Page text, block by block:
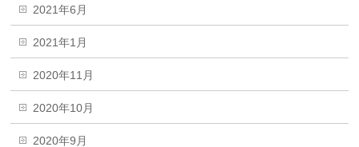
2021年6月
2021年1月
2020年11月
2020年10月
2020年9月